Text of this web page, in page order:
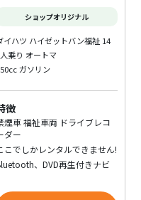
俑などが展示
場からすお
ショップオリジナル
イハツ ハイゼットバン福祉 14
乗り オートマ
ガソリン
徴
煙車 福祉車両 ドライブレコ
ダー
こでしかレンタルできません!
、DVD再生付きナビ